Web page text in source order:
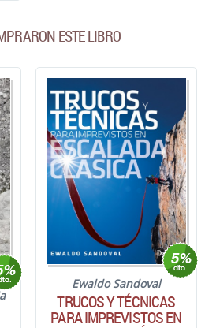
ESTE LIBRO
Ewaldo Sandoval
TRUCOS Y TÉCNICAS
PARA IMPREVISTOS EN